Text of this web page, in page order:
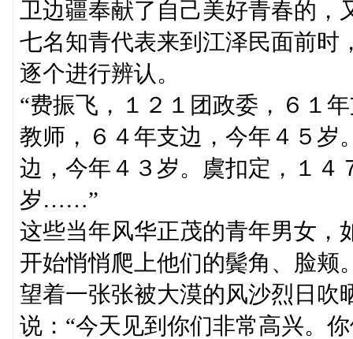
卫边疆奉献了自己美好青春的，
七名知青代表来到江泽民面前时
逐个进行辨认。
“费振飞，１２１团政委，６１
教师，６４年支边，今年４５岁
边，今年４３岁。虞扣定，１４
岁……”
这些当年风华正茂的青年男女，
开始悄悄爬上他们的鬓角、脸颊
望着一张张被大漠的风沙烈日吹
说：“今天见到你们非常高兴。